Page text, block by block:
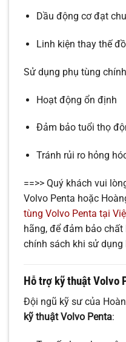
Dầu động cơ đạt
Linh kiện thay thế
Sử dụng phụ tùng
Hoạt động ổn định
Đảm bảo tuổi thọ
Tránh rủi ro hỏng
==>> Quý khách vui
Volvo Penta hoặc
tùng Volvo Penta tại
hãng, để đảm bảo
chính sách khi sử dụng
Hỗ trợ kỹ thuật Volvo
Đội ngũ kỹ sư của
kỹ thuật Volvo Penta: